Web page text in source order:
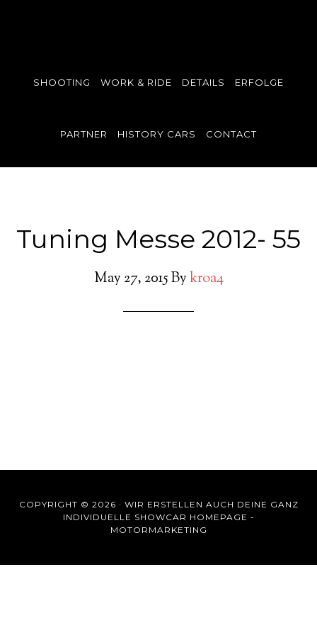
SHOOTING WORK & RIDE DETAILS ERFOLGE
PARTNER HISTORY CARS CONTACT
Tuning Messe 2012- 55
May 27, 2015Bykroa4
COPYRIGHT © 2026 · WIR ERSTELLEN AUCH DEINE GANZ
INDIVIDUELLE SHOWCAR HOMEPAGE -
MOTORMARKETING